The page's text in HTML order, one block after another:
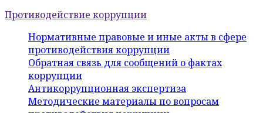
Противодействие коррупции
Нормативные правовые и иные акты в сфере
противодействия коррупции
Обратная связь для сообщений о фактах
коррупции
Антикоррупционная экспертиза
Методические материалы по вопросам